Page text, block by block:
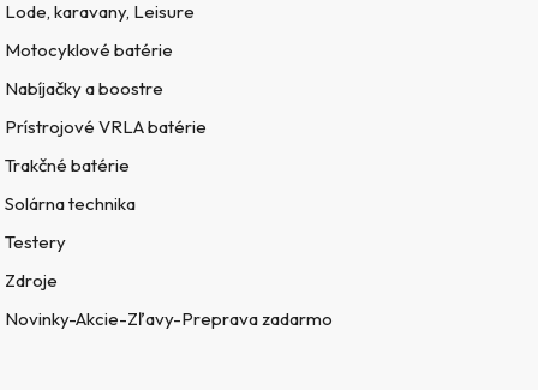
Lode, karavany, Leisure
Motocyklové batérie
Nabíjačky a boostre
Prístrojové VRLA batérie
Trakčné batérie
Solárna technika
Testery
Zdroje
Novinky-Akcie-Zľavy-Preprava zadarmo